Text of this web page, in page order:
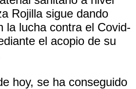
Rojilla sigue dando
la lucha contra el Covid-
el acopio de su
hoy, se ha conseguido